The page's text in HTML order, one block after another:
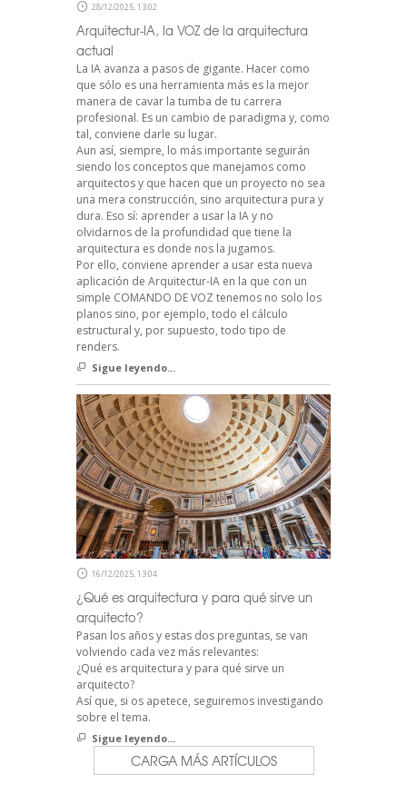
28/12/2025, 13:02
Arquitectur-IA, la VOZ de la arquitectura
actual
La IA avanza a pasos de gigante. Hacer como
que sólo es una herramienta más es la mejor
manera de cavar la tumba de tu carrera
profesional. Es un cambio de paradigma y, como
tal, conviene darle su lugar.
Aun así, siempre, lo más importante seguirán
siendo los conceptos que manejamos como
arquitectos y que hacen que un proyecto no sea
una mera construcción, sino arquitectura pura y
dura. Eso sí: aprender a usar la IA y no
olvidarnos de la profundidad que tiene la
arquitectura es donde nos la jugamos.
Por ello, conviene aprender a usar esta nueva
aplicación de Arquitectur-IA en la que con un
simple COMANDO DE VOZ tenemos no solo los
planos sino, por ejemplo, todo el cálculo
estructural y, por supuesto, todo tipo de
renders.
Sigue leyendo...
16/12/2025, 13:04
¿Qué es arquitectura y para qué sirve un
arquitecto?
Pasan los años y estas dos preguntas, se van
volviendo cada vez más relevantes:
¿Qué es arquitectura y para qué sirve un
arquitecto?
Así que, si os apetece, seguiremos investigando
sobre el tema.
Sigue leyendo...
CARGA MÁS ARTÍCULOS